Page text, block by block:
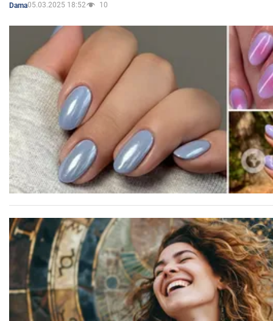
Dama05.03.2025 18:52 10